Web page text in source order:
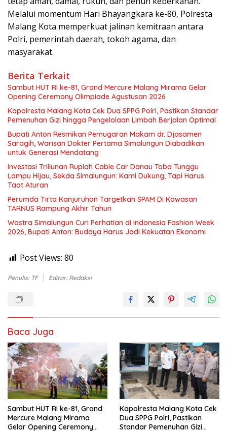
Melalui momentum Hari Bhayangkara ke-80, Polresta
Malang Kota memperkuat jalinan kemitraan antara
Polri, pemerintah daerah, tokoh agama, dan
masyarakat.
Berita Terkait
Sambut HUT RI ke-81, Grand Mercure Malang Mirama Gelar
Opening Ceremony Olimpiade Agustusan 2026
Kapolresta Malang Kota Cek Dua SPPG Polri, Pastikan Standar
Pemenuhan Gizi hingga Pengelolaan Limbah Berjalan Optimal
Bupati Anton Resmikan Pemugaran Makam dr. Djasamen
Saragih, Warisan Dokter Pertama Simalungun Diabadikan
untuk Generasi Mendatang
Investasi Triliunan Rupiah Cable Car Danau Toba Tunggu
Lampu Hijau, Sekda Simalungun: Kami Dukung, Tapi Harus
Taat Aturan
Perumda Tirta Kanjuruhan Targetkan SPAM Di Kawasan
TARNUS Rampung Akhir Tahun
Wastra Simalungun Curi Perhatian di Indonesia Fashion Week
2026, Bupati Anton: Budaya Harus Jadi Kekuatan Ekonomi
Post Views: 80
Penulis: TF Editor: Redaksi
Baca Juga
Sambut HUT RI ke-81, Grand
Mercure Malang Mirama
Gelar Opening Ceremony
Kapolresta Malang Kota Cek
Dua SPPG Polri, Pastikan
Standar Pemenuhan Gizi